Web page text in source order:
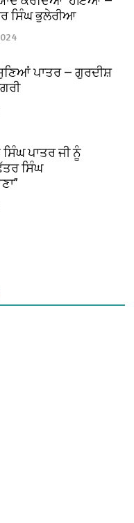
ਸਿੰਘ ਭੁਲੇਰੀਆ
ਪਾਤਰ — ਗੁਰਦੀਸ਼
ਪਾਤਰ ਜੀ ਨੂੰ
ਸਿੰਘ